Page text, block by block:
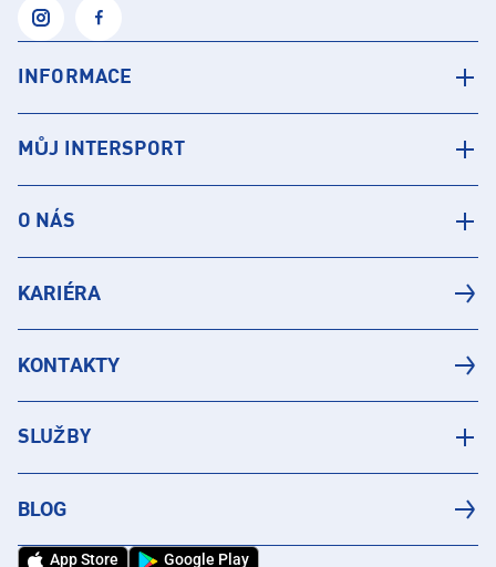
INFORMACE
MŮJ INTERSPORT
O NÁS
KARIÉRA
KONTAKTY
SLUŽBY
BLOG
App Store Google Play